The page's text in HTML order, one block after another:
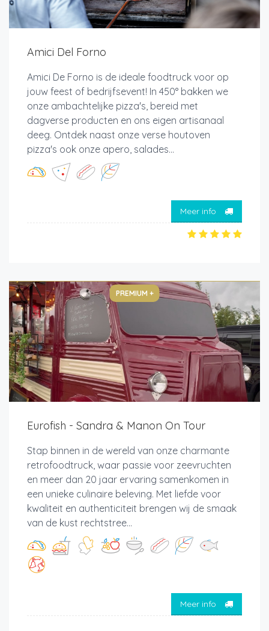
Amici Del Forno
Amici De Forno is de ideale foodtruck voor op
jouw feest of bedrijfsevent! In 450° bakken we
onze ambachtelijke pizza's, bereid met
dagverse producten en ons eigen artisanaal
deeg. Ontdek naast onze verse houtoven
pizza's ook onze apero, salades...
Meer info
PREMIUM +
Eurofish - Sandra & Manon On Tour
Stap binnen in de wereld van onze charmante
retrofoodtruck, waar passie voor zeevruchten
en meer dan 20 jaar ervaring samenkomen in
een unieke culinaire beleving. Met liefde voor
kwaliteit en authenticiteit brengen wij de smaak
van de kust rechtstree...
Meer info